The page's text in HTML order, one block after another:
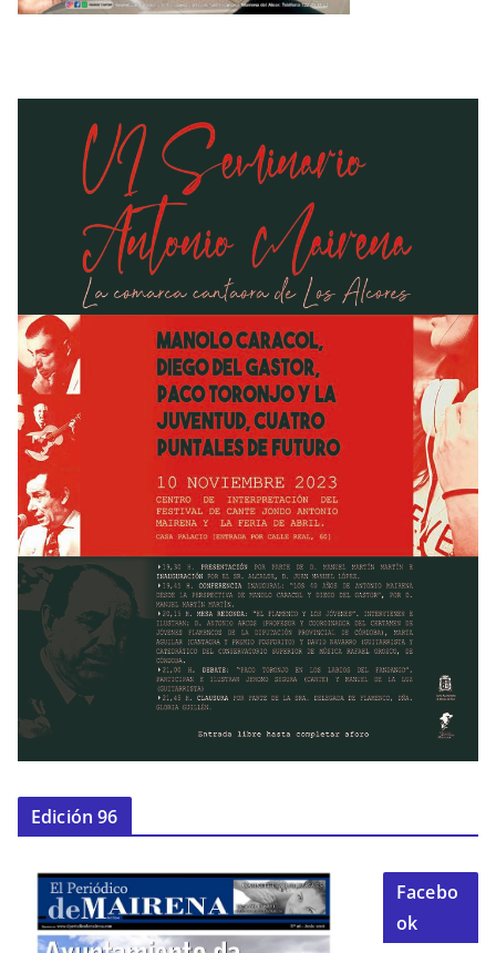
Edición 96
Facebo
ok